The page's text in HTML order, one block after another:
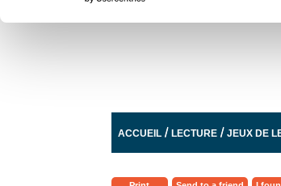
ACCUEIL /LECTURE /JEUX DE